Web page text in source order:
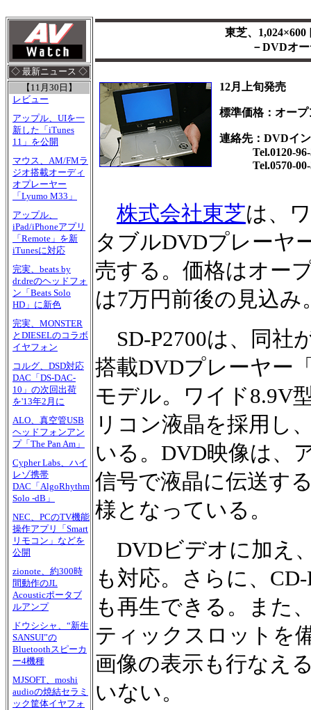
◇ 最新ニュース ◇
【11月30日】
レビュー
アップル、UIを一
新した「iTunes
11」を公開
マウス、AM/FMラ
ジオ搭載オーディ
オプレーヤー
「Lyumo M33」
アップル、
iPad/iPhoneアプリ
「Remote」を新
iTunesに対応
完実、beats by
dr.dreのヘッドフォ
ン「Beats Solo
HD」に新色
完実、MONSTER
とDIESELのコラボ
イヤフォン
コルグ、DSD対応
DAC「DS-DAC-
10」の次回出荷
を'13年2月に
ALO、真空管USB
ヘッドフォンアン
プ「The Pan Am」
Cypher Labs、ハイ
レゾ携帯
DAC「AlgoRhythm
Solo -dB」
NEC、PCのTV機能
操作アプリ「Smart
リモコン」などを
公開
zionote、約300時
間動作のJL
Acousticポータブ
ルアンプ
ドウシシャ、“新生
SANSUI”の
Bluetoothスピーカ
ー4機種
MJSOFT、moshi
audioの焼結セラミ
ック筐体イヤフォ
東芝、
－DVDオ
12月上旬発売
標準価格：オー
連絡先：DVDイ
Tel.0120-96-
Tel.0570-00-
株式会社東芝は、
タブルDVDプレーヤ
売する。価格はオー
は7万円前後の見込み
SD-P2700は、同社
搭載DVDプレーヤー
モデル。ワイド8.9V
リコン液晶を採用し
いる。DVD映像は、
信号で液晶に伝送す
様となっている。
DVDビデオに加え
も対応。さらに、
も再生できる。また
ティックスロットを
画像の表示も行なえ
いない。